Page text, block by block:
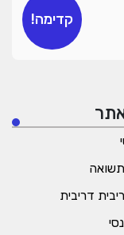
קדימה!
דריבית